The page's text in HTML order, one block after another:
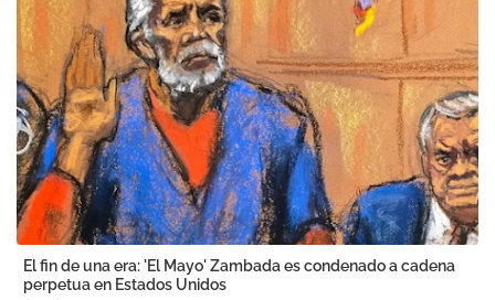
El fin de una era: 'El Mayo' Zambada es condenado a cadena
perpetua en Estados Unidos